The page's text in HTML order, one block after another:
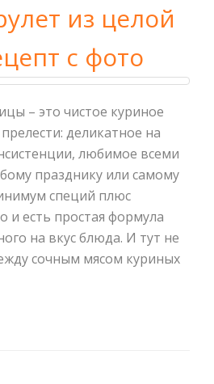
из целой
с фото
– это чистое куриное
деликатное на
любимое всеми
празднику или самому
специй плюс
и есть простая формула
на вкус блюда. И тут не
сочным мясом куриных